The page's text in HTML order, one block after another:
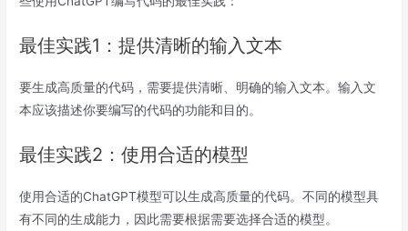
最佳实践1：提供清晰的输入文本
要生成高质量的代码，需要提供清晰、明确的输入文本。输入文
本应该描述你要编写的代码的功能和目的。
最佳实践2：使用合适的模型
使用合适的ChatGPT模型可以生成高质量的代码。不同的模型具
有不同的生成能力，因此需要根据需要选择合适的模型。